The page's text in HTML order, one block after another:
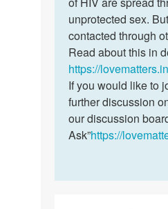
men.
Both…
by
Rahul
having…
unprotected sex.
contacted through
Read about this in
https://
If you would like to
further discussion
our discussion
Ask”https://